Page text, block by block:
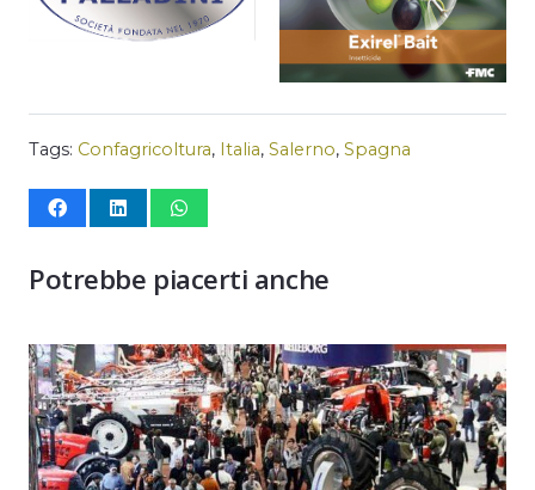
Tags: Confagricoltura, Italia, Salerno, Spagna
Potrebbe piacerti anche